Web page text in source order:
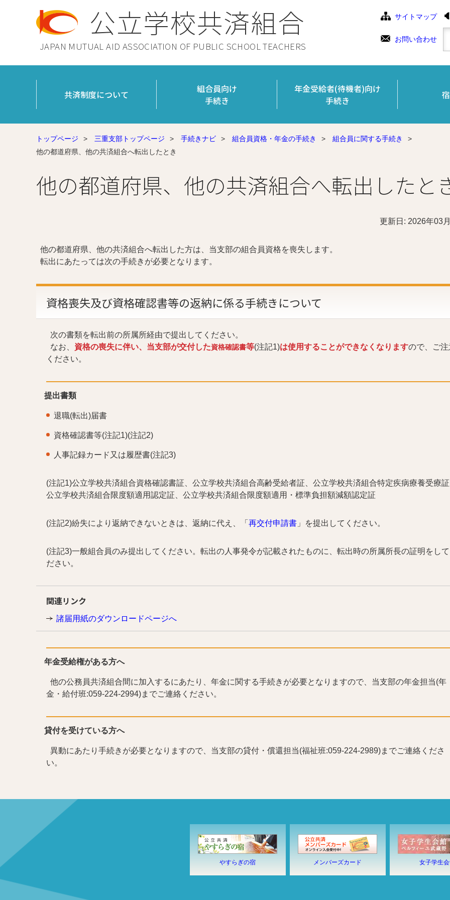
公立学校共済組合
JAPAN MUTUAL AID ASSOCIATION OF PUBLIC SCHOOL TEACHERS
サイトマップ
お問い合わせ
共済制度について
組合員向け
手続き
年金受給者(待機者)向け
手続き
トップページ > 三重支部トップページ > 手続きナビ > 組合員資格・年金の手続き > 組合員に関する手続き
>
他の都道府県、他の共済組合へ転出したとき
他の都道府県、他の共済組合へ転出したと
更新日: 2026年03
他の都道府県、他の共済組合へ転出した方は、当支部の組合員資格を喪失します。
転出にあたっては次の手続きが必要となります。
資格喪失及び資格確認書等の返納に係る手続きについて
次の書類を転出前の所属所経由で提出してください。
なお、 資格の喪失に伴い、当支部が交付した資格確認書等(注記1)は使用することができなくなりますので、ご注
ください。
提出書類
退職(転出)届書
資格確認書等(注記1)(注記2)
人事記録カード又は履歴書(注記3)
(注記1)公立学校共済組合資格確認書証、公立学校共済組合高齢受給者証、公立学校共済組合特定疾病療養受療
公立学校共済組合限度額適用認定証、公立学校共済組合限度額適用・標準負担額減額認定証
(注記2)紛失により返納できないときは、返納に代え、「 再交付申請書 」を提出してください。
(注記3)一般組合員のみ提出してください。転出の人事発令が記載されたものに、転出時の所属所長の証明をし
ださい。
関連リンク
諸届用紙のダウンロードページへ
年金受給権がある方へ
他の公務員共済組合間に加入するにあたり、年金に関する手続きが必要となりますので、当支部の年金担当(年
金・給付班:059-224-2994)までご連絡ください。
貸付を受けている方へ
異動にあたり手続きが必要となりますので、当支部の貸付・償還担当(福祉班:059-224-2989)までご連絡くださ
い。
やすらぎの宿 メンバーズカード 女子学生